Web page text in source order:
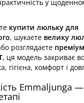
у
купити люльку для
, шукаєте велику
розглядаєте
, ця модель закриває
гігієна, комфорт і
Emmaljunga